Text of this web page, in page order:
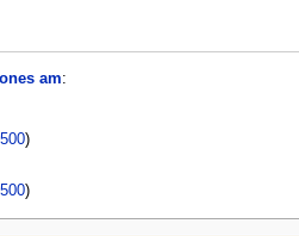
am:
500)
500)